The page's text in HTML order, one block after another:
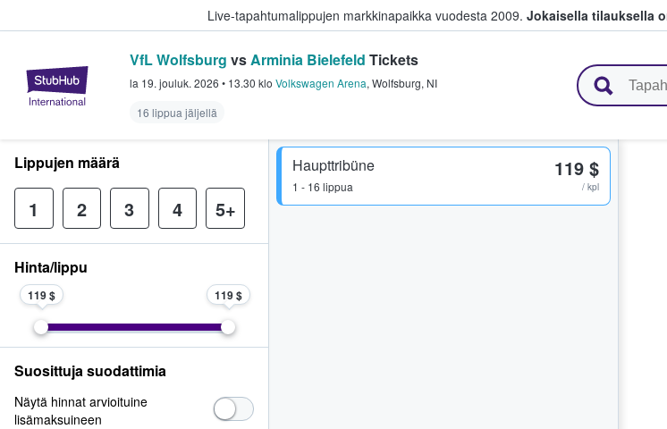
Live-tapahtumalippujen markkinapaikka vuodesta 2009. Jokaisella tilauksella
StubHub - missä fanit ostavat ja myyvät lippuja
VfL Wolfsburg vsArminia Bielefeld Tickets
la 19. jouluk. 2026 • 13.30 klo Volkswagen Arena, Wolfsburg, NI
16 lippua jäljellä
Haupttribüne
1 - 16 lippua
119 $
/ kpl
Lippujen määrä
1 2 3 4 5+
Hinta/lippu
119 $ 119 $
Suosittuja suodattimia
Näytä hinnat arvioituine
lisämaksuineen